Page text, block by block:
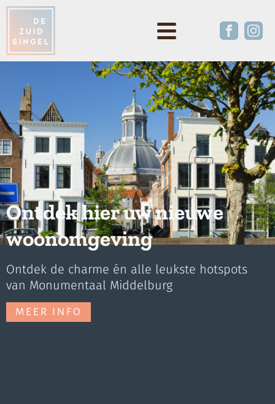
Ontdek hier uw nieuwe
woonomgeving
Ontdek de charme én alle leukste hotspots
van Monumentaal Middelburg
MEER INFO